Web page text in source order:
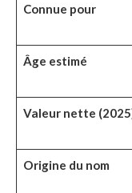
Connue pour
Âge estimé
Valeur nette
Origine du nom